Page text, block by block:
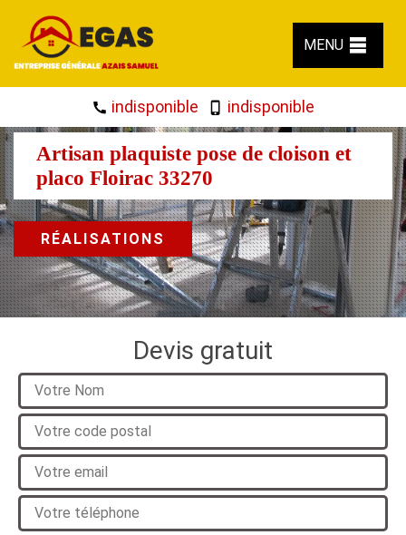
MENU
indisponible indisponible
Artisan plaquiste pose de cloison et
placo Floirac 33270
RÉALISATIONS
Devis gratuit